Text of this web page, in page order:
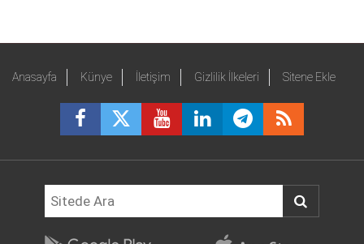
Anasayfa Künye İletişim Gizlilik İlkeleri Sitene Ekle